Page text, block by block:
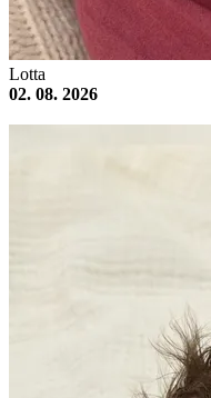
Lotta
02. 08. 2026